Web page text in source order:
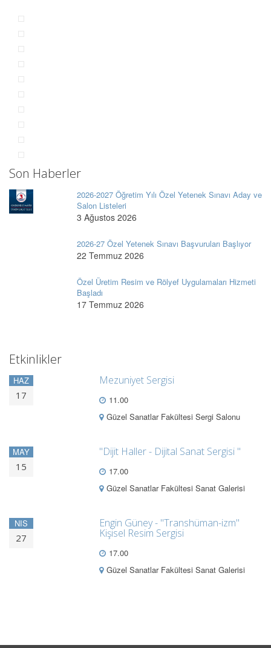
Son Haberler
2026-2027 Öğretim Yılı Özel Yetenek Sınavı Aday ve
Salon Listeleri
3 Ağustos 2026
2026-27 Özel Yetenek Sınavı Başvuruları Başlıyor
22 Temmuz 2026
Özel Üretim Resim ve Rölyef Uygulamaları Hizmeti
Başladı
17 Temmuz 2026
Etkinlikler
HAZ
17
Mezuniyet Sergisi
11.00
Güzel Sanatlar Fakültesi Sergi Salonu
MAY
15
"Dijit Haller - Dijital Sanat Sergisi "
17.00
Güzel Sanatlar Fakültesi Sanat Galerisi
NIS
27
Engin Güney - "Transhüman-izm"
Kişisel Resim Sergisi
17.00
Güzel Sanatlar Fakültesi Sanat Galerisi